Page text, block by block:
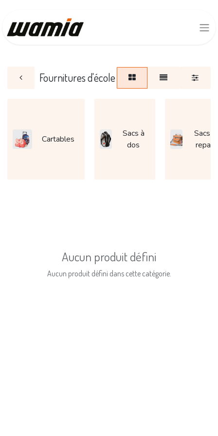
Fournitures d'école
Cartables
Sacs à
dos
Sacs à
repas
Aucun produit défini
Aucun produit défini dans cette catégorie.